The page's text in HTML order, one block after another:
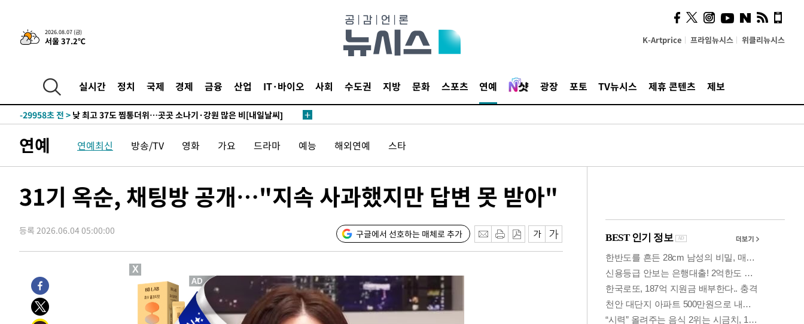
2026.08.07 (금)
서울 37.2℃ K-Artprice 프라임뉴시스 위클리뉴시스
실시간 정치 국제 경제 금융 산업 IT·바이오 사회 수도권 지방 문화 스포츠 연예 광장 포토 TV뉴시스 제휴 콘텐츠 제보
-4194초 전 > 민주 콩고 에볼라환자 4천명 돌파, 4053명 발생 1850명 사망
-32024초 전 >
[속보]이 대통령, '호우피해' 안동·의성 관할 4개 면 특별재난지역
-31987초 전 >
갈 수도
-29958초 전 > 낮 최고 37도 찜통더위…곳곳 소나기·강원 많은 비[내일날씨]
응"
-25120초 전 >
여자배구 이재영·이다영 자매, 아제르바이잔 투란VC 입단
-24373초 전 >외국인 심판 성 접대 7경기 들여다보니…한국 축구 '5승 2무'
-24060초 전 >
[속보]코스피, 6200선 약보합…0.60% 내린 6258.77에 마쳐
-23929초 전 >[속보] 노원서 40.1도 관측…서울, 2018년 이후 첫 40도
-21019초 전 >[속보]종합특검, '계엄 수용공간 확보' 신용해 前교정본부장 기소
외신들도 주목한 韓축구 파문…"국민적 공분에 수사 재개"
-19863초 전 >
11시간 압수수색에 성접대 파문까지…'쑥대밭' 된 축구협회
-18885초 전 >
[속보]규제합리화위원회 부위원장에 김태유 서울대 공대 교수…이
병태 후임
-15243초 전 >
[속보]국힘 윤리위, '돌려차기 발언' 진종오·서범수 징계 절차 개시
연예 연예최신 방송/TV 영화 가요 드라마 예능 해외연예 스타
31기 옥순, 채팅방 공개…"지속 사과했지만 답변 못 받아"
등록 2026.06.04 05:00:00 구글에서 선호하는 매체로 추가
시, 스마트폰 액세서리에
NFC 더했다
X